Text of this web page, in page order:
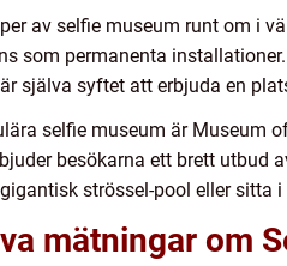
av selfie museum runt om i
som permanenta
själva syftet att erbjuda en
selfie museum är Museum
besökarna ett brett utbud
strössel-pool eller sitta
mätningar om